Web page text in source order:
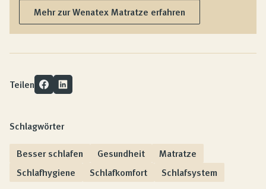
Mehr zur Wenatex Matratze erfahren
Teilen
Schlagwörter
Besser schlafen
Gesundheit
Matratze
Schlafhygiene
Schlafkomfort Schlafsystem